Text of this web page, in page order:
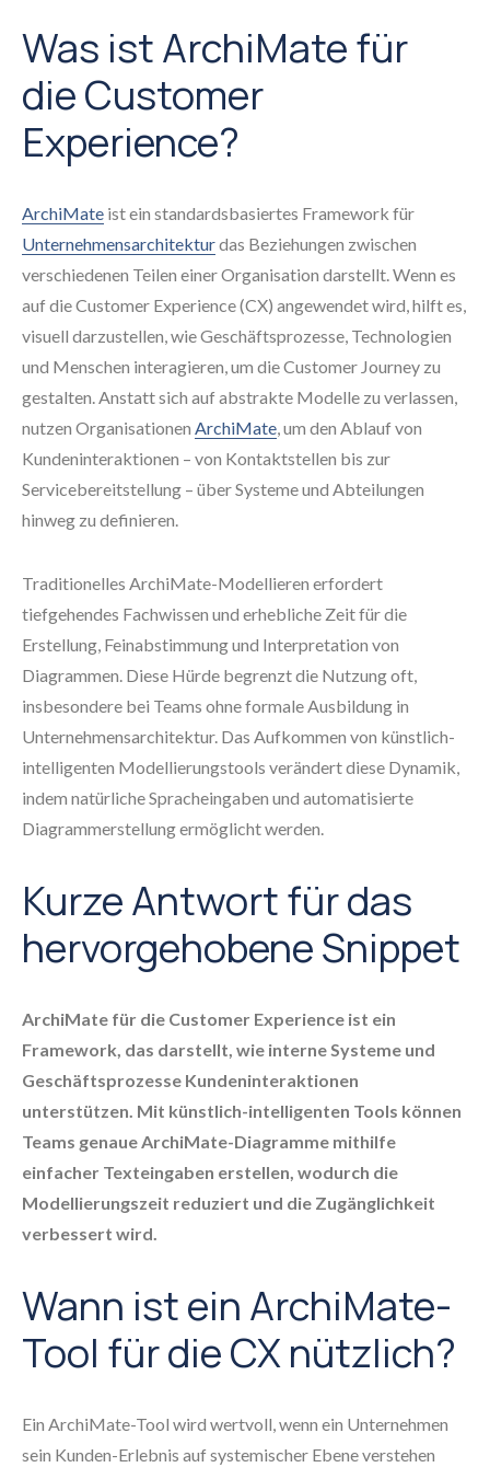
Was ist ArchiMate für
die Customer
Experience?
ArchiMate ist ein standardsbasiertes Framework für
Unternehmensarchitekturdas Beziehungen zwischen
verschiedenen Teilen einer Organisation darstellt. Wenn es
auf die Customer Experience (CX) angewendet wird, hilft es,
visuell darzustellen, wie Geschäftsprozesse, Technologien
und Menschen interagieren, um die Customer Journey zu
gestalten. Anstatt sich auf abstrakte Modelle zu verlassen,
nutzen Organisationen ArchiMate, um den Ablauf von
Kundeninteraktionen – von Kontaktstellen bis zur
Servicebereitstellung – über Systeme und Abteilungen
hinweg zu definieren.
Traditionelles ArchiMate-Modellieren erfordert
tiefgehendes Fachwissen und erhebliche Zeit für die
Erstellung, Feinabstimmung und Interpretation von
Diagrammen. Diese Hürde begrenzt die Nutzung oft,
insbesondere bei Teams ohne formale Ausbildung in
Unternehmensarchitektur. Das Aufkommen von künstlich-
intelligenten Modellierungstools verändert diese Dynamik,
indem natürliche Spracheingaben und automatisierte
Diagrammerstellung ermöglicht werden.
Kurze Antwort für das
hervorgehobene Snippet
ArchiMate für die Customer Experience ist ein
Framework, das darstellt, wie interne Systeme und
Geschäftsprozesse Kundeninteraktionen
unterstützen. Mit künstlich-intelligenten Tools können
Teams genaue ArchiMate-Diagramme mithilfe
einfacher Texteingaben erstellen, wodurch die
Modellierungszeit reduziert und die Zugänglichkeit
verbessert wird.
Wann ist ein ArchiMate-
Tool für die CX nützlich?
Ein ArchiMate-Tool wird wertvoll, wenn ein Unternehmen
sein Kunden-Erlebnis auf systemischer Ebene verstehen